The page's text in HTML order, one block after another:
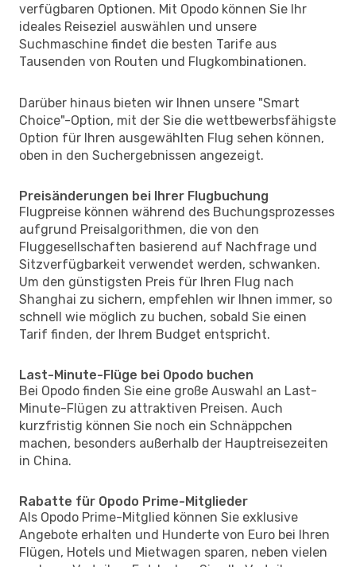
verfügbaren Optionen. Mit Opodo können Sie Ihr
ideales Reiseziel auswählen und unsere
Suchmaschine findet die besten Tarife aus
Tausenden von Routen und Flugkombinationen.
Darüber hinaus bieten wir Ihnen unsere "Smart
Choice"-Option, mit der Sie die wettbewerbsfähigste
Option für Ihren ausgewählten Flug sehen können,
oben in den Suchergebnissen angezeigt.
Preisänderungen bei Ihrer Flugbuchung
Flugpreise können während des Buchungsprozesses
aufgrund Preisalgorithmen, die von den
Fluggesellschaften basierend auf Nachfrage und
Sitzverfügbarkeit verwendet werden, schwanken.
Um den günstigsten Preis für Ihren Flug nach
Shanghai zu sichern, empfehlen wir Ihnen immer, so
schnell wie möglich zu buchen, sobald Sie einen
Tarif finden, der Ihrem Budget entspricht.
Last-Minute-Flüge bei Opodo buchen
Bei Opodo finden Sie eine große Auswahl an Last-
Minute-Flügen zu attraktiven Preisen. Auch
kurzfristig können Sie noch ein Schnäppchen
machen, besonders außerhalb der Hauptreisezeiten
in China.
Rabatte für Opodo Prime-Mitglieder
Als Opodo Prime-Mitglied können Sie exklusive
Angebote erhalten und Hunderte von Euro bei Ihren
Flügen, Hotels und Mietwagen sparen, neben vielen